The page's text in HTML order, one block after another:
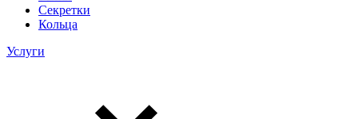
Секретки
Кольца
Услуги